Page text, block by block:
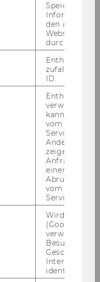
Speicherung
den aktuellen
durch
Enthält eine
ID.
Enthält ein
verwendet
kann, um
vom AMP-
Service
Andere
zeigen Opt-
Anfrage im
einen Fehler
Abrufen
vom AMP
Service an.
Wird von
(Google Tag
verwendet,
Besucher
Geschlecht
Interessen zu
identifizieren.